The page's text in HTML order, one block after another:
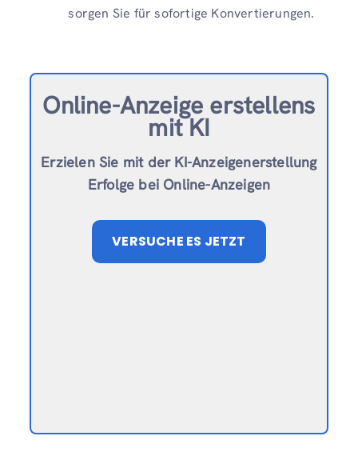
sorgen Sie für sofortige Konvertierungen.
Online-Anzeige erstellens
mit KI
Erzielen Sie mit der KI-Anzeigenerstellung
Erfolge bei Online-Anzeigen
VERSUCHE ES JETZT